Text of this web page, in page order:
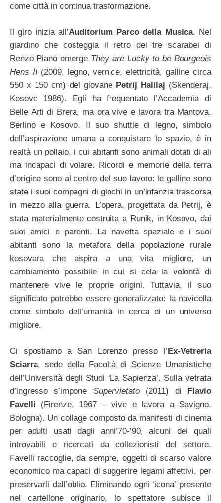
come città in continua trasformazione.
Il giro inizia all’Auditorium Parco della Musica. Nel
giardino che costeggia il retro dei tre scarabei di
Renzo Piano emerge They are Lucky to be Bourgeois
Hens II (2009, legno, vernice, elettricità, galline circa
550 x 150 cm) del giovane Petrij Halilaj (Skenderaj,
Kosovo 1986). Egli ha frequentato l’Accademia di
Belle Arti di Brera, ma ora vive e lavora tra Mantova,
Berlino e Kosovo. Il suo shuttle di legno, simbolo
dell’aspirazione umana a conquistare lo spazio, è in
realtà un pollaio, i cui abitanti sono animali dotati di ali
ma incapaci di volare. Ricordi e memorie della terra
d’origine sono al centro del suo lavoro: le galline sono
state i suoi compagni di giochi in un’infanzia trascorsa
in mezzo alla guerra. L’opera, progettata da Petrij, è
stata materialmente costruita a Runik, in Kosovo, dai
suoi amici e parenti. La navetta spaziale e i suoi
abitanti sono la metafora della popolazione rurale
kosovara che aspira a una vita migliore, un
cambiamento possibile in cui si cela la volontà di
mantenere vive le proprie origini. Tuttavia, il suo
significato potrebbe essere generalizzato: la navicella
come simbolo dell’umanità in cerca di un universo
migliore.
Ci spostiamo a San Lorenzo presso l’Ex-Vetreria
Sciarra, sede della Facoltà di Scienze Umanistiche
dell’Università degli Studi ‘La Sapienza’. Sulla vetrata
d’ingresso s’impone Supervietato(2011) di Flavio
Favelli (Firenze, 1967 – vive e lavora a Savigno,
Bologna). Un collage composto da manifesti di cinema
per adulti usati dagli anni’70-’90, alcuni dei quali
introvabili e ricercati da collezionisti del settore.
Favelli raccoglie, da sempre, oggetti di scarso valore
economico ma capaci di suggerire legami affettivi, per
preservarli dall’oblio. Eliminando ogni ‘icona’ presente
nel cartellone originario, lo spettatore subisce il